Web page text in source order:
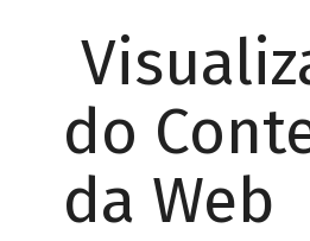
do
da Web